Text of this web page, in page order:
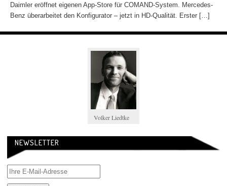
Daimler eröffnet eigenen App-Store für COMAND-System. Mercedes-
Benz überarbeitet den Konfigurator – jetzt in HD-Qualität. Erster […]
Volker Liedtke
NEWSLETTER